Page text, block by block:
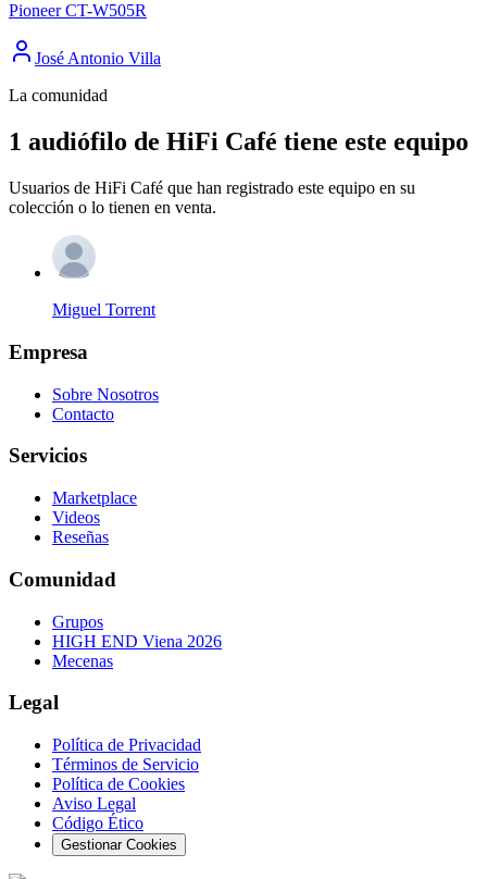
Pioneer CT-W505R
José Antonio Villa
La comunidad
1 audiófilo de HiFi Café tiene este equipo
Usuarios de HiFi Café que han registrado este equipo en su
colección o lo tienen en venta.
Miguel Torrent
Empresa
Sobre Nosotros
Contacto
Servicios
Marketplace
Videos
Reseñas
Comunidad
Grupos
HIGH END Viena 2026
Mecenas
Legal
Política de Privacidad
Términos de Servicio
Política de Cookies
Aviso Legal
Código Ético
Gestionar Cookies